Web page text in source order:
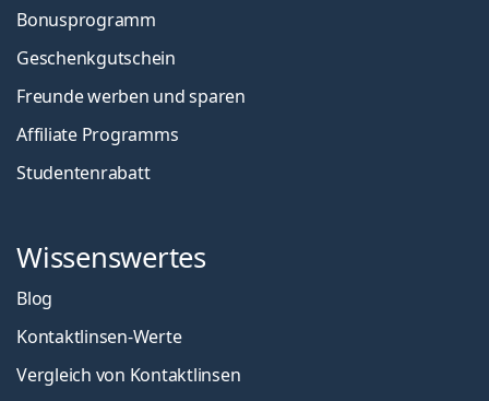
Bonusprogramm
Geschenkgutschein
Freunde werben und sparen
Affiliate Programms
Studentenrabatt
Wissenswertes
Blog
Kontaktlinsen-Werte
Vergleich von Kontaktlinsen